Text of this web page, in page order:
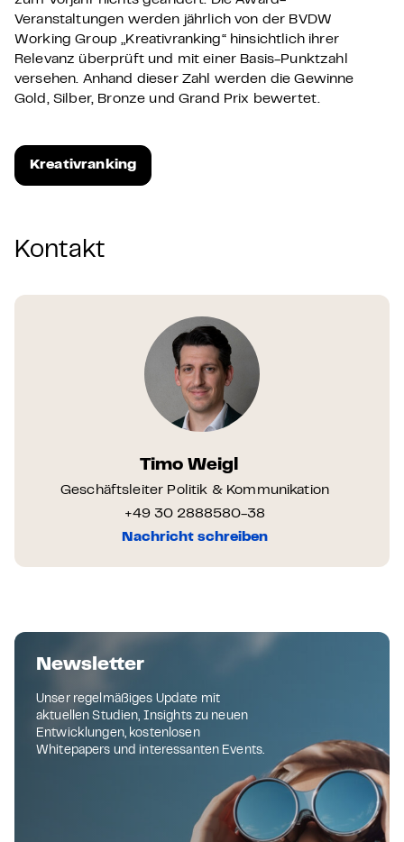
Veranstaltungen werden jährlich von der BVDW
Working Group „Kreativranking“ hinsichtlich ihrer
Relevanz überprüft und mit einer Basis-Punktzahl
versehen. Anhand dieser Zahl werden die Gewinne
Gold, Silber, Bronze und Grand Prix bewertet.
Kreativranking
Kontakt
Timo Weigl
Geschäftsleiter Politik & Kommunikation
+49 30 2888580-38
Nachricht schreiben
Newsletter
Unser regelmäßiges Update mit
aktuellen Studien, Insights zu neuen
Entwicklungen, kostenlosen
Whitepapers und interessanten Events.